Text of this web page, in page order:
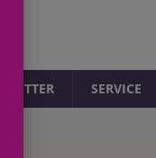
SERVICE